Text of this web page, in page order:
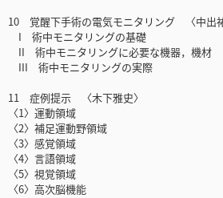
10 覚醒下手術の電気モニタリング 〈中出
I 術中モニタリングの基礎
II 術中モニタリングに必要な機器，機材
III 術中モニタリングの実際
11 症例提示 〈木下雅史〉
〈1〉運動領域
〈2〉補足運動野領域
〈3〉感覚領域
〈4〉言語領域
〈5〉視覚領域
〈6〉高次脳機能